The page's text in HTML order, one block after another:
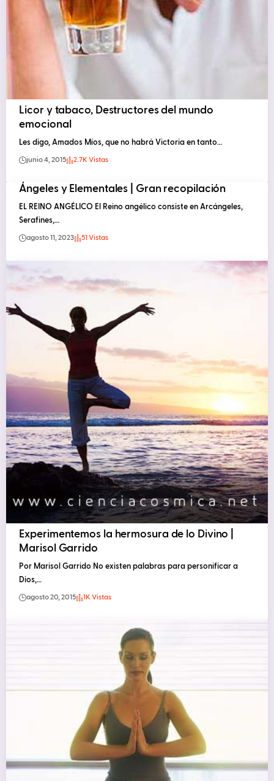
Licor y tabaco, Destructores del mundo
emocional
Les digo, Amados Míos, que no habrá Victoria en tanto…
junio 4, 2015 2.7K Vistas
Ángeles y Elementales | Gran recopilación
EL REINO ANGÉLICO El Reino angélico consiste en Arcángeles,
Serafines,…
agosto 11, 2023 51 Vistas
Experimentemos la hermosura de lo Divino |
Marisol Garrido
Por Marisol Garrido No existen palabras para personificar a
Dios,…
agosto 20, 2015 1K Vistas